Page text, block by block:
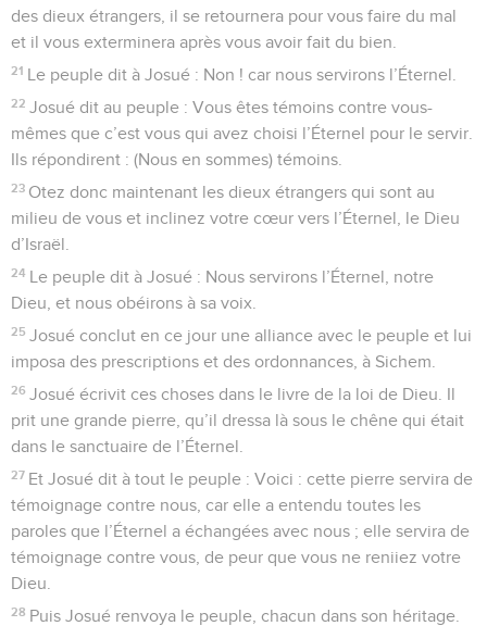
des dieux étrangers, il se retournera pour vous faire du mal
et il vous exterminera après vous avoir fait du bien.
21 Le peuple dit à Josué : Non ! car nous servirons l’Éternel.
22 Josué dit au peuple : Vous êtes témoins contre vous-
mêmes que c’est vous qui avez choisi l’Éternel pour le servir.
Ils répondirent : (Nous en sommes) témoins.
23 Otez donc maintenant les dieux étrangers qui sont au
milieu de vous et inclinez votre cœur vers l’Éternel, le Dieu
d’Israël.
24 Le peuple dit à Josué : Nous servirons l’Éternel, notre
Dieu, et nous obéirons à sa voix.
25 Josué conclut en ce jour une alliance avec le peuple et lui
imposa des prescriptions et des ordonnances, à Sichem.
26 Josué écrivit ces choses dans le livre de la loi de Dieu. Il
prit une grande pierre, qu’il dressa là sous le chêne qui était
dans le sanctuaire de l’Éternel.
27 Et Josué dit à tout le peuple : Voici : cette pierre servira de
témoignage contre nous, car elle a entendu toutes les
paroles que l’Éternel a échangées avec nous ; elle servira de
témoignage contre vous, de peur que vous ne reniiez votre
Dieu.
28 Puis Josué renvoya le peuple, chacun dans son héritage.